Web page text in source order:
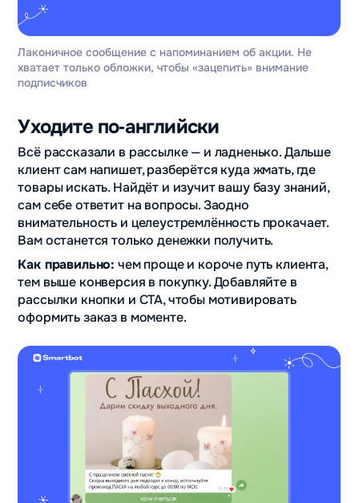
Лаконичное сообщение с напоминанием об акции. Не
хватает только обложки, чтобы «зацепить» внимание
подписчиков
Уходите по‑английски
Всё рассказали в рассылке — и ладненько. Дальше
клиент сам напишет, разберётся куда жмать, где
товары искать. Найдёт и изучит вашу базу знаний,
сам себе ответит на вопросы. Заодно
внимательность и целеустремлённость прокачает.
Вам останется только денежки получить.
Как правильно: чем проще и короче путь клиента,
тем выше конверсия в покупку. Добавляйте в
рассылки кнопки и CTA, чтобы мотивировать
оформить заказ в моменте.